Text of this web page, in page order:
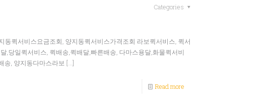
Categories
퀵서비스요금조회, 양지동퀵서비스가격조회 라보퀵서비스, 퀵서
,당일퀵서비스, 퀵배송,퀵배달,빠른배송, 다마스용달,화물퀵서비
송, 양지동다마스라보 […]
Read more